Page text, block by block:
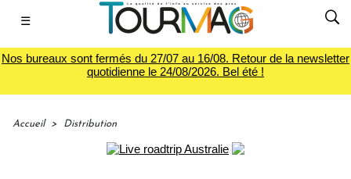
☰
Nos bureaux sont fermés du 27/07 au 16/08. Retour de la newsletter
quotidienne le 24/08/2026. Bel été !
Accueil > Distribution